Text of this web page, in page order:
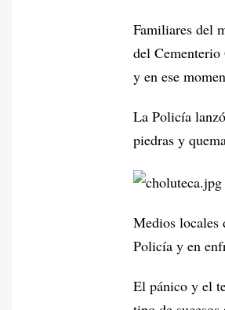
Familiares del
del Cementerio
y en ese
La Policía
piedras y
Medios locales
Policía y en
El pánico y el